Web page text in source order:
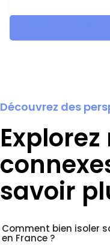
Découvrez des
savoir
Comment bien isoler
en France ?